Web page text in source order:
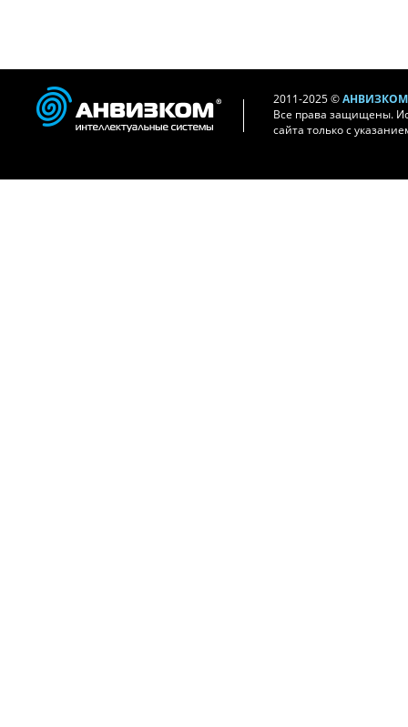
2011-2025 ©
Все права защищены.
сайта только с